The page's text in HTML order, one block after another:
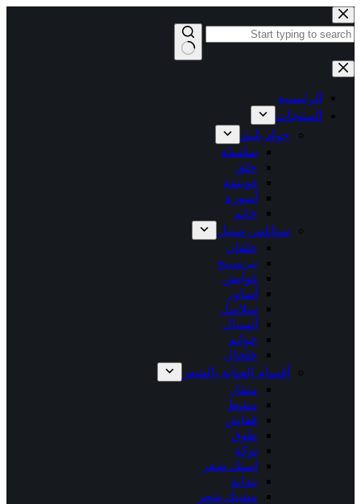
التجاوز
إلى
المحتوى
نتائج
الرئيسية
المنتجات
جولد بليتد
سلسلة
حلق
غويشة
أسورة
خاتم
ستانلس ستيل
حلقان
بيرسينج
غوايش
أساور
سلاسل
أنسيال
خواتم
خلخال
أقسام العناية بالشعر
منقار
مشط
قفاش
طوق
توكة
استك شعر
بندانة
مشبك شعر